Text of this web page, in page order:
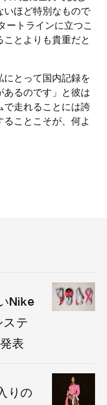
いほど特別なもので
ートラインに立つこ
とよりも貴重だと
にとって国内記録を
あるのです」と彼は
で走れることには誇
ることこそが、何よ
Nike
ステ
表
りの